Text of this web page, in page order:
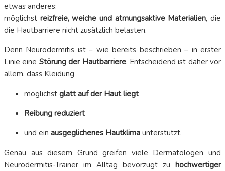
etwas anderes:
möglichst reizfreie, weiche und atmungsaktive Materialien, die
die Hautbarriere nicht zusätzlich belasten.
Denn Neurodermitis ist – wie bereits beschrieben – in erster
Linie eine Störung der Hautbarriere. Entscheidend ist daher vor
allem, dass Kleidung
möglichst glatt auf der Haut liegt
Reibung reduziert
und ein ausgeglichenes Hautklima unterstützt.
Genau aus diesem Grund greifen viele Dermatologen und
Neurodermitis-Trainer im Alltag bevorzugt zu hochwertiger